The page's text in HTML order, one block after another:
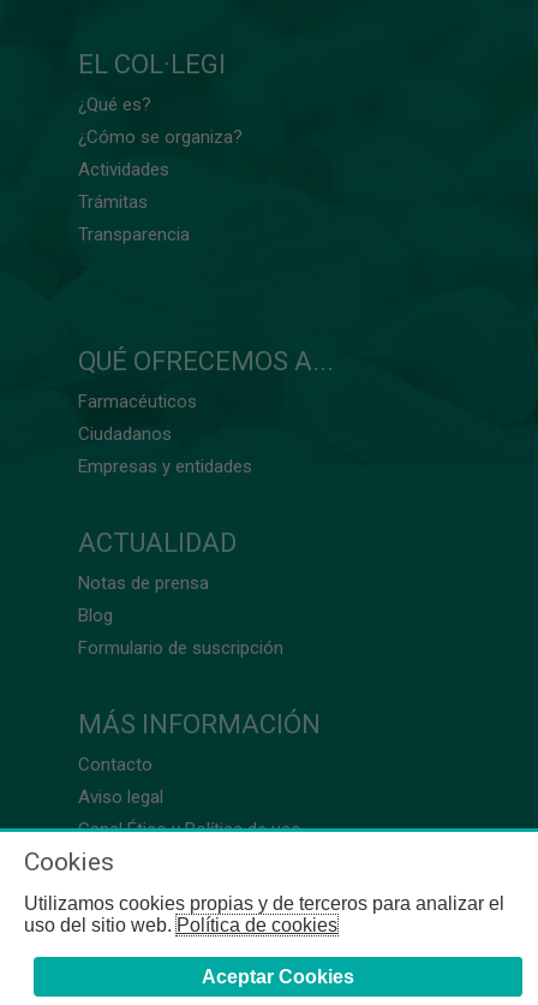
EL COL·LEGI
¿Qué es?
¿Cómo se organiza?
Actividades
Trámitas
Transparencia
QUÉ OFRECEMOS A...
Farmacéuticos
Ciudadanos
Empresas y entidades
ACTUALIDAD
Notas de prensa
Blog
Formulario de suscripción
MÁS INFORMACIÓN
Contacto
Aviso legal
Canal Ético y Política de uso
Cookies
Utilizamos cookies propias y de terceros para analizar el
uso del sitio web.Política de cookies
Aceptar Cookies